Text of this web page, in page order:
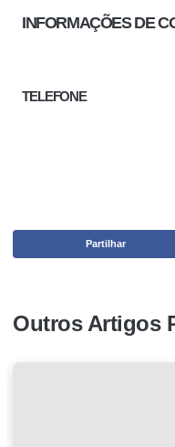
INFORMAÇÕES DE
TELEFONE
Partilhar
Outros Artigos